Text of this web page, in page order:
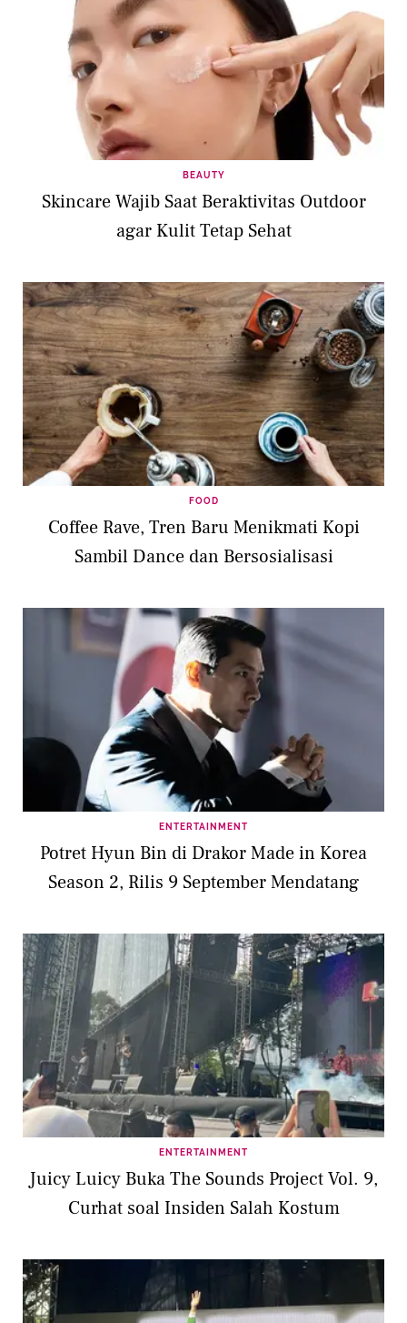
BEAUTY
Skincare Wajib Saat Beraktivitas Outdoor
agar Kulit Tetap Sehat
FOOD
Coffee Rave, Tren Baru Menikmati Kopi
Sambil Dance dan Bersosialisasi
ENTERTAINMENT
Potret Hyun Bin di Drakor Made in Korea
Season 2, Rilis 9 September Mendatang
ENTERTAINMENT
Juicy Luicy Buka The Sounds Project Vol. 9,
Curhat soal Insiden Salah Kostum